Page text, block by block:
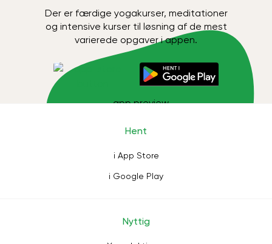
Der er færdige yogakurser, meditationer
og intensive kurser til løsning af de mest
varierede opgaver i appen.
Hent
i App Store
i Google Play
Nyttig